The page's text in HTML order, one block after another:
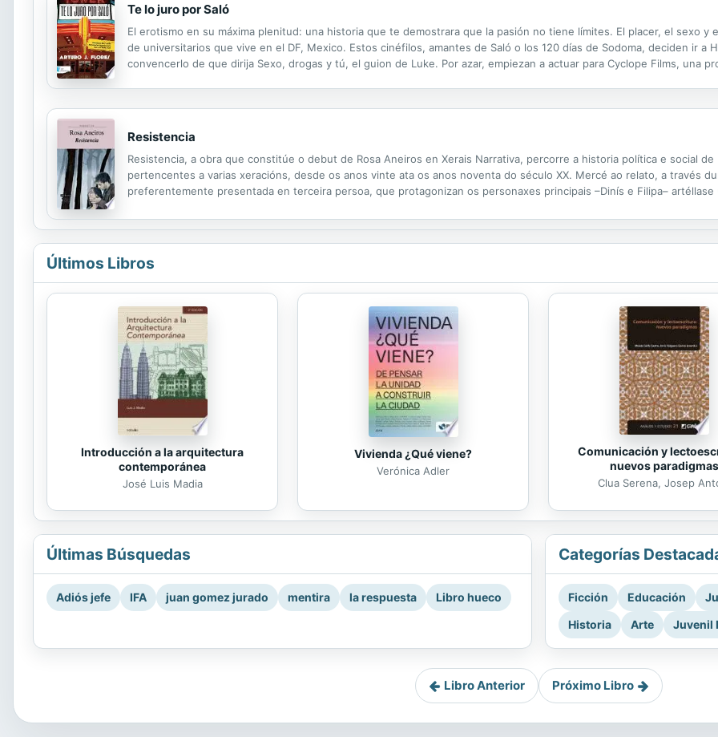
Te lo juro por Saló
El erotismo en su máxima plenitud: una historia que te demostrara que la pasión no tiene límites. El placer, el sexo y
de universitarios que vive en el DF, Mexico. Estos cinéfilos, amantes de Saló o los 120 días de Sodoma, deciden ir a
convencerlo de que dirija Sexo, drogas y tú, el guion de Luke. Por azar, empiezan a actuar para Cyclope Films, una
Resistencia
Resistencia, a obra que constitúe o debut de Rosa Aneiros en Xerais Narrativa, percorre a historia política e social
pertencentes a varias xeracións, desde os anos vinte ata os anos noventa do século XX. Mercé ao relato, a través
preferentemente presentada en terceira persoa, que protagonizan os personaxes principais –Dinís e Filipa–
Últimos Libros
Introducción a la arquitectura
contemporánea
José Luis Madia
Vivienda ¿Qué viene?
Verónica Adler
Comunicación y
nuevos paradigmas
Clua Serena, Josep
Últimas Búsquedas
Adiós jefe IFA juan gomez jurado mentira la respuesta Libro hueco
Categorías
Ficción Educación
Historia
Arte Juvenil
Libro Anterior Próximo Libro